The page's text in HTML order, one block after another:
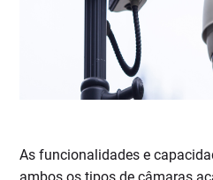
As funcionalidades e